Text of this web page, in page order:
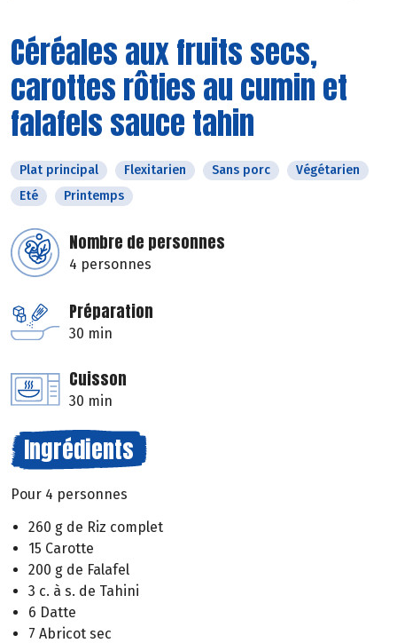
Céréales aux fruits secs,
carottes rôties au cumin et
falafels sauce tahin
Plat principal Flexitarien Sans porc
Végétarien
Eté
Printemps
Nombre de personnes
4 personnes
Préparation
30 min
Cuisson
30 min
Ingrédients
Pour 4 personnes
260 g de Riz complet
15 Carotte
200 g de Falafel
3 c. à s. de Tahini
6 Datte
7 Abricot sec